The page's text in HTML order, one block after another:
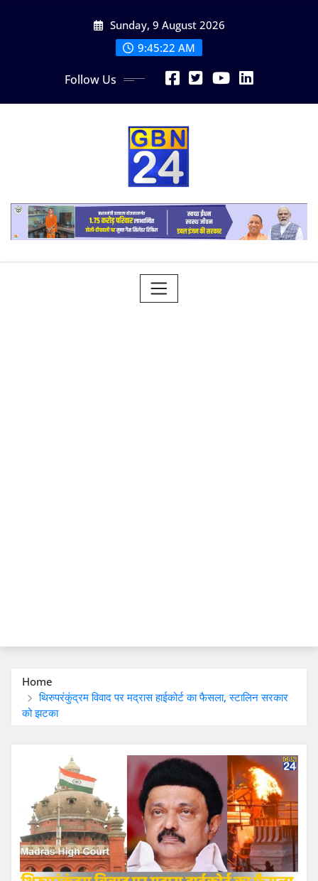
Sunday, 9 August 2026
9:45:23 AM
Follow Us
Home
थिरुपरंकुंद्रम विवाद पर मद्रास हाईकोर्ट का फैसला, स्टालिन सरकार
को झटका